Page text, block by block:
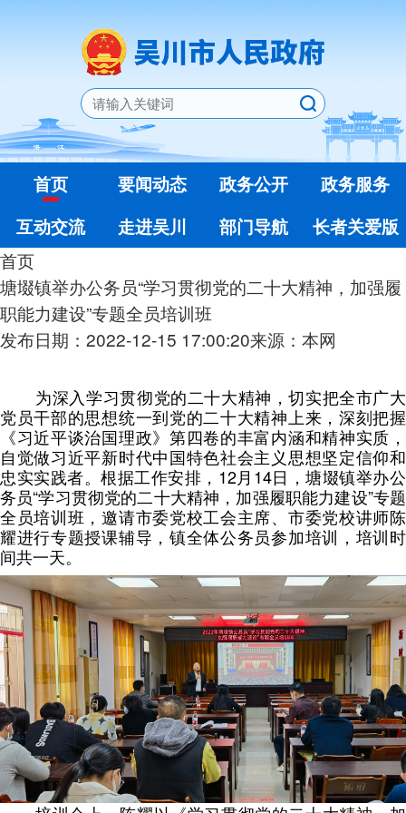
首页 要闻动态 政务公开
政务服务
互动交流
走进吴川 部门导航
长者关爱版
首页
塘㙍镇举办公务员“学习贯彻党的二十大精神，加强履
职能力建设”专题全员培训班
发布日期：2022-12-15 17:00:20来源：本网
为深入学习贯彻党的二十大精神，切实把全市广大
党员干部的思想统一到党的二十大精神上来，深刻把握
《习近平谈治国理政》第四卷的丰富内涵和精神实质，
自觉做习近平新时代中国特色社会主义思想坚定信仰和
忠实实践者。根据工作安排，12月14日，塘㙍镇举办公
务员“学习贯彻党的二十大精神，加强履职能力建设”专题
全员培训班，邀请市委党校工会主席、市委党校讲师陈
耀进行专题授课辅导，镇全体公务员参加培训，培训时
间共一天。